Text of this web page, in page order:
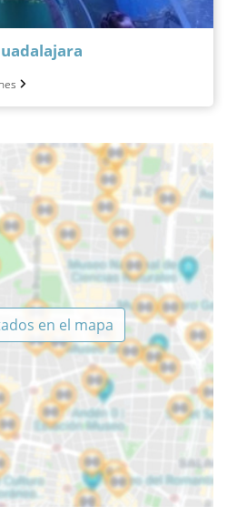
en el mapa